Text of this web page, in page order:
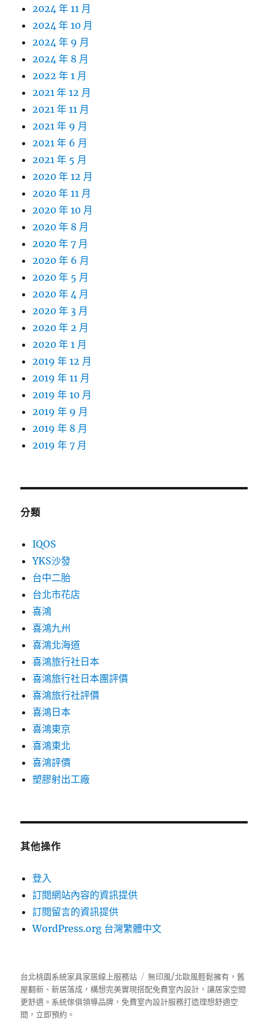
2024 年 11 月
2024 年 10 月
2024 年 9 月
2024 年 8 月
2022 年 1 月
2021 年 12 月
2021 年 11 月
2021 年 9 月
2021 年 6 月
2021 年 5 月
2020 年 12 月
2020 年 11 月
2020 年 10 月
2020 年 8 月
2020 年 7 月
2020 年 6 月
2020 年 5 月
2020 年 4 月
2020 年 3 月
2020 年 2 月
2020 年 1 月
2019 年 12 月
2019 年 11 月
2019 年 10 月
2019 年 9 月
2019 年 8 月
2019 年 7 月
分類
IQOS
YKS沙發
台中二胎
台北市花店
喜鴻
喜鴻九州
喜鴻北海道
喜鴻旅行社日本
喜鴻旅行社日本團評價
喜鴻旅行社評價
喜鴻日本
喜鴻東京
喜鴻東北
喜鴻評價
塑膠射出工廠
其他操作
登入
訂閱網站內容的資訊提供
訂閱留言的資訊提供
WordPress.org 台灣繁體中文
台北桃園系統家具家居線上服務站
無印風/北歐風輕鬆擁有，舊
屋翻新、新居落成，構想完美實現搭配免費室內設計，讓居家空間
更舒適。 系統傢俱領導品牌，免費室內設計服務打造理想舒適空
間，立即預約。